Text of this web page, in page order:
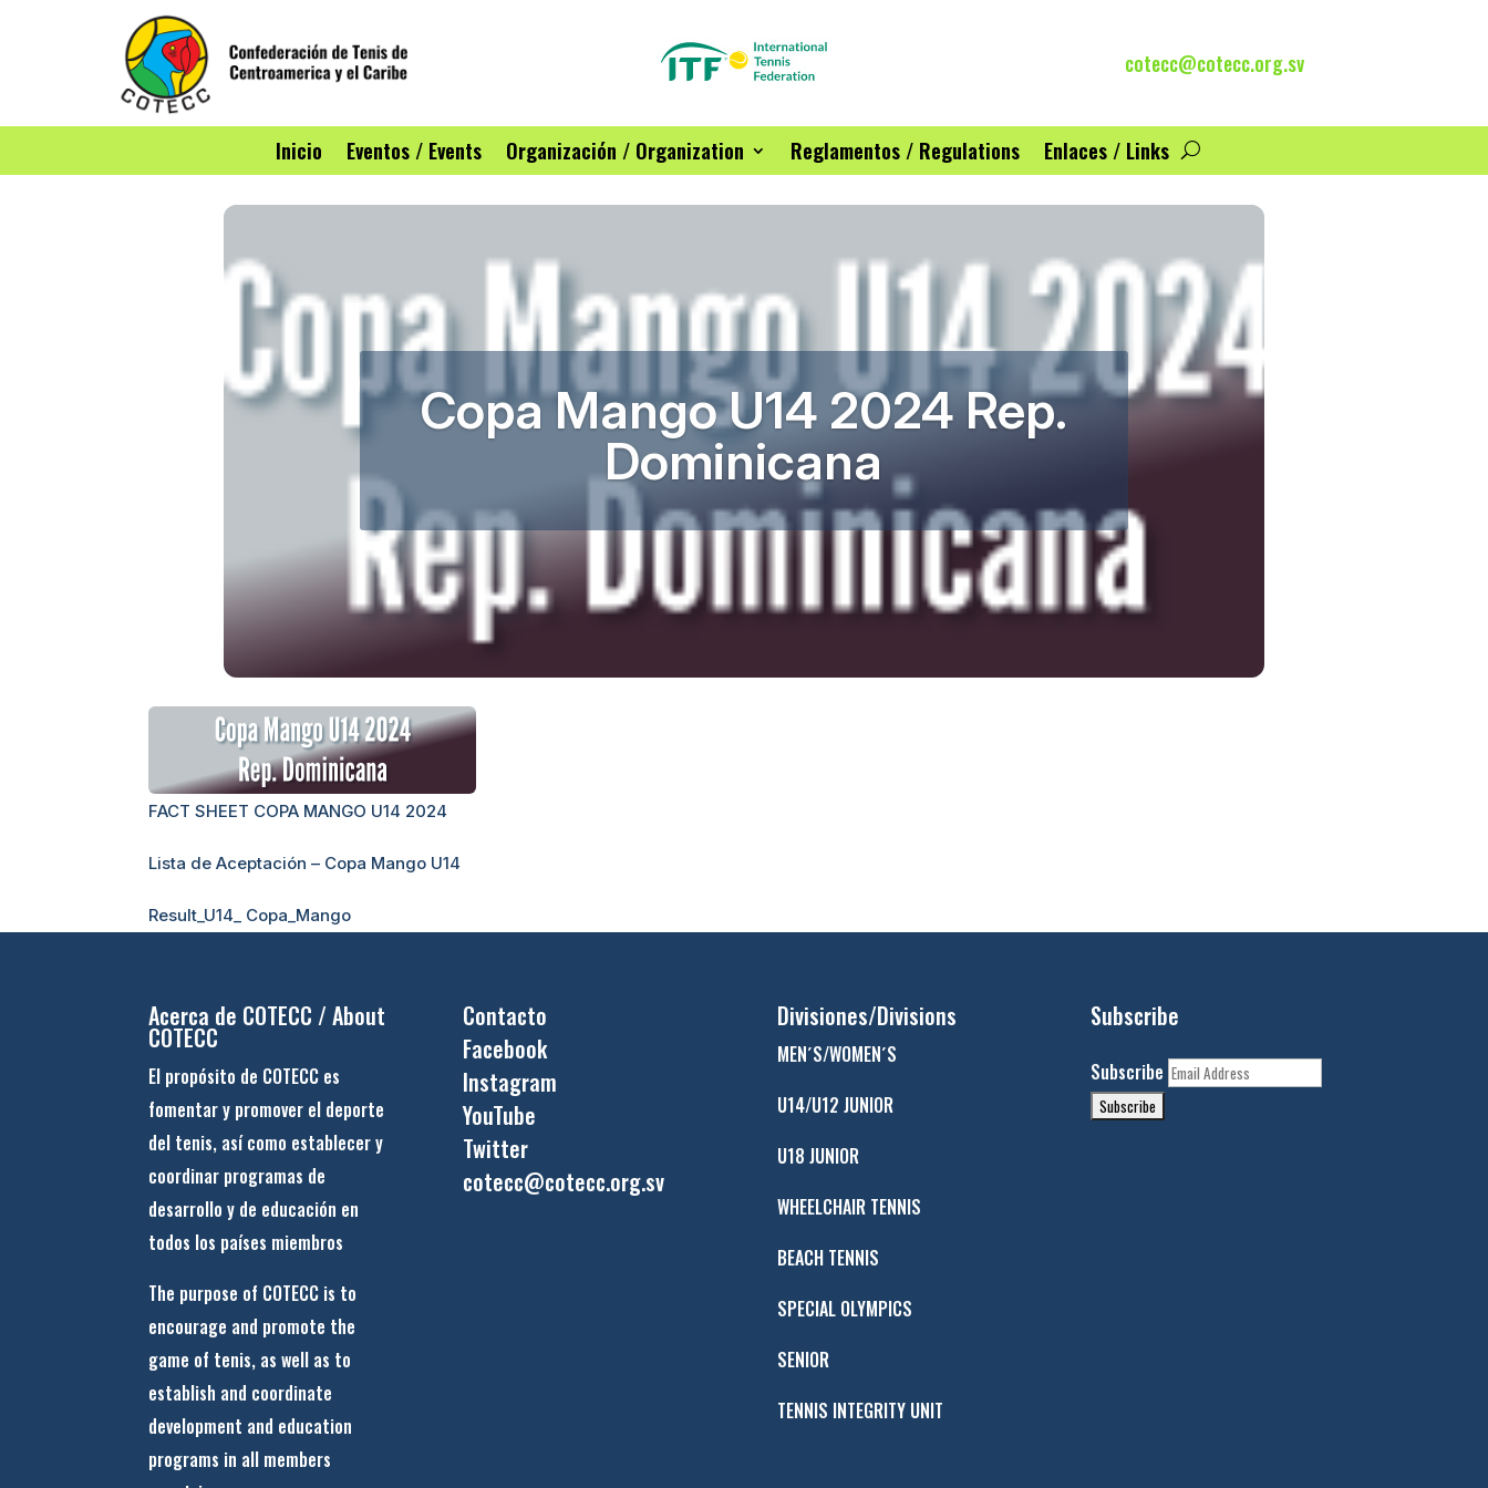
cotecc@cotecc.org.sv
Inicio Eventos / Events Organización / Organization Reglamentos / Regulations Enlaces / Links
Copa Mango U14 2024 Rep.
Dominicana
FACT SHEET COPA MANGO U14 2024
Lista de Aceptación – Copa Mango U14
Result_U14_ Copa_Mango
Acerca de COTECC / About
COTECC
El propósito de COTECC es
fomentar y promover el deporte
del tenis, así como establecer y
coordinar programas de
desarrollo y de educación en
todos los países miembros
The purpose of COTECC is to
encourage and promote the
game of tenis, as well as to
establish and coordinate
development and education
programs in all members
Contacto
Facebook
Instagram
YouTube
Twitter
cotecc@cotecc.org.sv
Divisiones/Divisions
MEN´S/WOMEN´S
U14/U12 JUNIOR
U18 JUNIOR
WHEELCHAIR TENNIS
BEACH TENNIS
SPECIAL OLYMPICS
SENIOR
TENNIS INTEGRITY UNIT
Subscribe
Subscribe